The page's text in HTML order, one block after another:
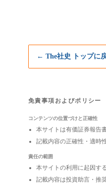
← The社史 トップに
免責事項およびポリシー
コンテンツの位置づけと正確性
本サイトは有価証券報告
記載内容の正確性・適時
責任の範囲
本サイトの利用に起因す
記載内容は投資助言・推